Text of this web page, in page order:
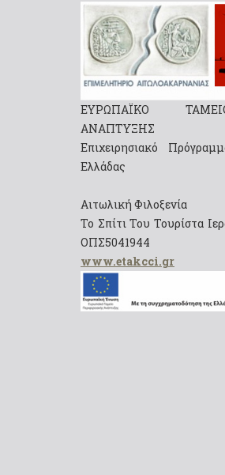
ΕΥΡΩΠΑΪΚΟ
ΑΝΑΠΤΥΞΗΣ
Επιχειρησιακό
Ελλάδας
Αιτωλική Φιλοξενία
Το Σπίτι Του Τουρίστα
ΟΠΣ5041944
www.etakcci.gr